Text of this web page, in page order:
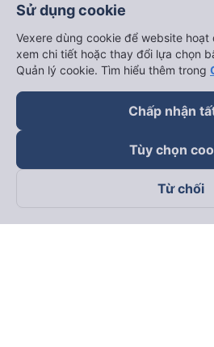
Theo dõi chúng tôi trên
Sử dụng cookie
Vexere dùng cookie để website
xem chi tiết hoặc thay đổi lựa chọn
Quản lý cookie. Tìm hiểu thêm trong
Chấp nhận
Tùy chọn
Từ chối